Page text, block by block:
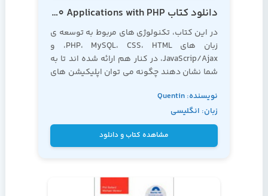
دانلود کتاب Practical Web 2.0 Applications with PHP
در این کتاب، تکنولوژی های مربوط به توسعه ی
زبان های PHP، MySQL، CSS، HTML، و
JavaScrip/Ajax، در کنار هم ارائه شده اند تا به
شما نشان دهند چگونه می توان اپلیکیشن های
نویسی گرفته تا اجرای نهایی کد، و بدون نیاز به
اصول غیر ضروری دیگر که عمدتا شما را به سمت
عقب سوق می دهند، ایجاد نمود.
نویسنده: Quentin
Zervaas
زبان: انگلیسی
مشاهده کتاب و دانلود